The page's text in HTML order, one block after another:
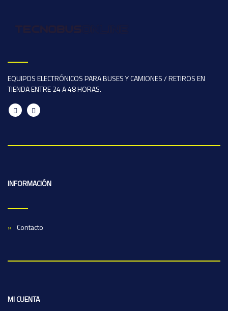
EQUIPOS ELECTRÓNICOS PARA BUSES Y CAMIONES / RETIROS EN
TIENDA ENTRE 24 A 48 HORAS.
INFORMACIÓN
Contacto
MI CUENTA